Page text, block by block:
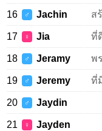
16 ♂ Jachin ส
17 ♀ Jia ที่
18 ♂ Jeramy พ
19 ♂ Jeremy ที่
20 ♂ Jaydin
21 ♀
Jayden